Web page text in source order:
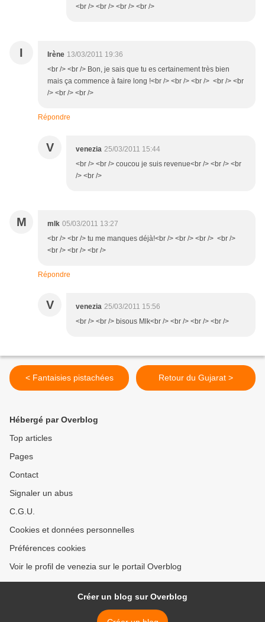
<br /> <br /> <br /> <br />
I Irène 13/03/2011 19:36
<br /> <br /> Bon, je sais que tu es certainement très bien
mais ça commence à faire long !<br /> <br /> <br /> <br /> <br
/> <br /> <br />
Répondre
V venezia 25/03/2011 15:44
<br /> <br /> coucou je suis revenue<br /> <br /> <br
/> <br />
M mlk 05/03/2011 13:27
<br /> <br /> tu me manques déjà!<br /> <br /> <br /> <br />
<br /> <br /> <br />
Répondre
V venezia 25/03/2011 15:56
<br /> <br /> bisous Mlk<br /> <br /> <br /> <br />
< Fantaisies pistachées Retour du Gujarat >
Hébergé par Overblog
Top articles
Pages
Contact
Signaler un abus
C.G.U.
Cookies et données personnelles
Préférences cookies
Voir le profil de venezia sur le portail Overblog
Créer un blog sur Overblog